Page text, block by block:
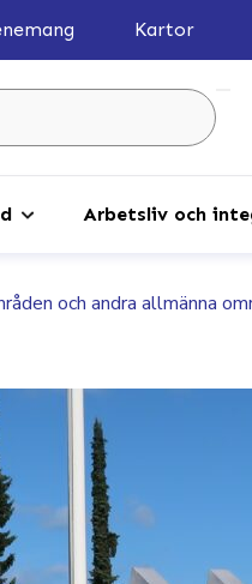
Kartor
Arbetsliv och
och andra allmänna